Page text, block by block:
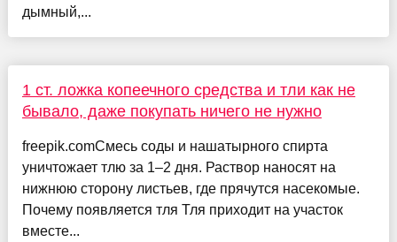
дымный,...
1 ст. ложка копеечного средства и тли как не
бывало, даже покупать ничего не нужно
freepik.comСмесь соды и нашатырного спирта
уничтожает тлю за 1–2 дня. Раствор наносят на
нижнюю сторону листьев, где прячутся насекомые.
Почему появляется тля Тля приходит на участок
вместе...